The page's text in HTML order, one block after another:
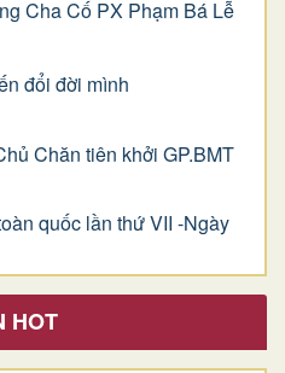
Cha Cố PX Phạm Bá Lễ
đổi đời mình
Chăn tiên khởi GP.BMT
quốc lần thứ VII -Ngày
HOT